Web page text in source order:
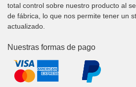
total control sobre nuestro producto al
de fábrica, lo que nos permite tener un
actualizado.
Nuestras formas de pago